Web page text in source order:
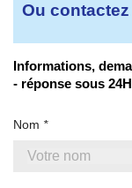
Ou
Informations,
- réponse sous
Nom *